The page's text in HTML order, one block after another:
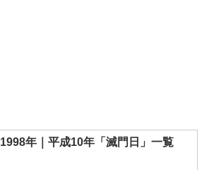
1998年｜平成10年「滅門日」一覧